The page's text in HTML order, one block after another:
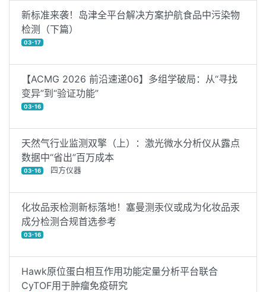
新标准来袭！岛津全平台解决方案护航食品中污染物
检测（下篇）
03-17
【ACMG 2026 前沿速递06】多组学破局：从“寻找
变异”到“验证功能”
03-16
天然气行业监测双擎（上）：激光微水分析仪从露点
数据中“省出”百万成本
03-16 四方仪器
化妆品汞检测新标落地！塞曼测汞仪或成为化妆品汞
成分检测合规首选参考
03-16
Hawk原位蛋白相互作用功能定量分析平台联合
CyTOF用于肿瘤免疫研究